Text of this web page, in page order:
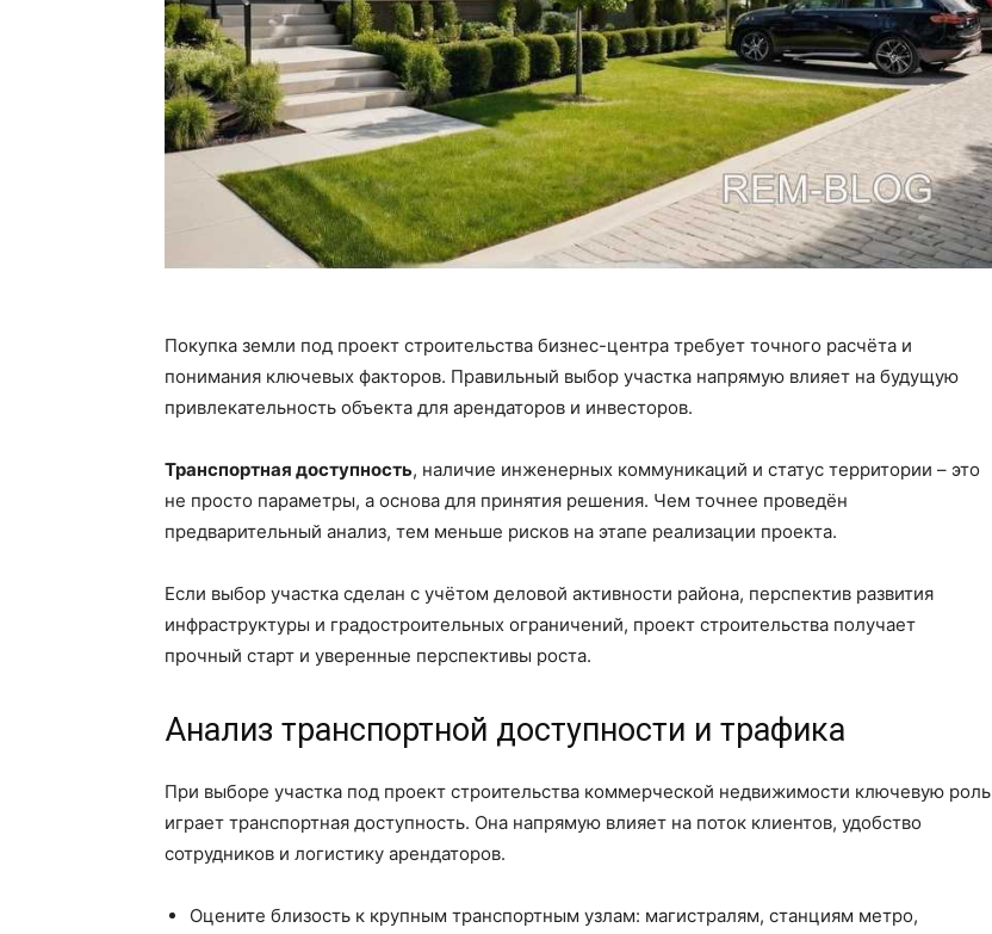
Покупка земли под проект строительства бизнес-центра требует точного расчёта и
понимания ключевых факторов. Правильный выбор участка напрямую влияет на будущую
привлекательность объекта для арендаторов и инвесторов.
Транспортная доступность, наличие инженерных коммуникаций и статус территории – это
не просто параметры, а основа для принятия решения. Чем точнее проведён
предварительный анализ, тем меньше рисков на этапе реализации проекта.
Если выбор участка сделан с учётом деловой активности района, перспектив развития
инфраструктуры и градостроительных ограничений, проект строительства получает
прочный старт и уверенные перспективы роста.
Анализ транспортной доступности и трафика
При выборе участка под проект строительства коммерческой недвижимости ключевую роль
играет транспортная доступность. Она напрямую влияет на поток клиентов, удобство
сотрудников и логистику арендаторов.
Оцените близость к крупным транспортным узлам: магистралям, станциям метро,